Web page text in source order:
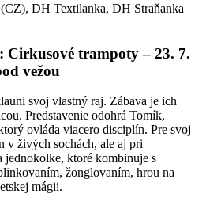
DH Textilanka, DH Straňanka
Cirkusové trampoty– 23. 7.
vežou
svoj vlastný raj. Zábava je ich
Predstavenie odohrá Tomík,
ovláda viacero disciplín. Pre svoj
v živých sochách, ale aj pri
ktoré kombinuje s
žonglovaním, hrou na
mágii.